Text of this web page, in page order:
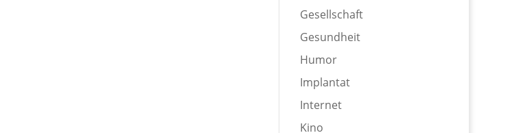
Gesellschaft
Gesundheit
Humor
Implantat
Internet
Kino